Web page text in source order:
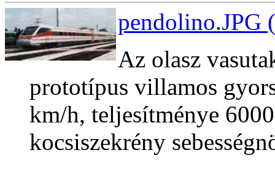
pendolino.JPG
Az olasz
prototípus villamos
km/h, teljesítménye
kocsiszekrény